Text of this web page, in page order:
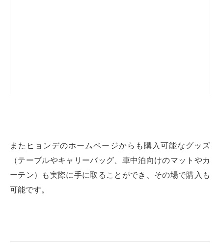
またヒョンデのホームページからも購入可能なグッズ
（テーブルやキャリーバッグ、車中泊向けのマットやカ
ーテン）も実際に手に取ることができ、その場で購入も
可能です。